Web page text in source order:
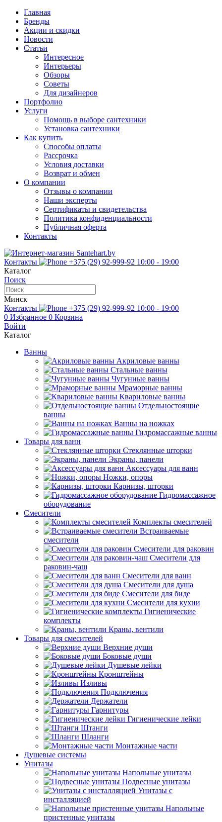
Главная
Бренды
Акции и скидки
Новости
Статьи
Интересное
Интерьеры
Обзоры
Советы
Для дизайнеров
Портфолио
Услуги
Помощь в выборе сантехники
Установка сантехники
Как купить
Способы оплаты
Рассрочка
Условия доставки
Возврат и обмен
О компании
Отзывы о компании
Наши эксперты
Сертификаты и свидетельства
Политика конфиденциальности
Публичная оферта
Контакты
Контакты +375 (29) 92-999-92 10:00 - 19:00
Каталог
Поиск
Минск
Контакты
+375 (29) 92-999-92 10:00 - 19:00
0 Избранное 0 Корзина
Войти
Каталог
Ванны
Акриловые ванны
Стальные ванны
Чугунные ванны
Мраморные ванны
Квариловые ванны
Отдельностоящие
ванны
Ванны на ножках
Гидромассажные ванны
Товары для ванн
Стеклянные шторки
Экраны, панели
Аксессуары для ванн
Ножки, опоры
Карнизы, шторки
Гидромассажное
оборудование
Смесители
Комплекты смесителей
Встраиваемые
смесители
Смесители для раковин
Смесители для
раковин-чаш
Смесители для ванн
Смесители для душа
Смесители для биде
Смесители для кухни
Гигиенические
комплекты
Краны, вентили
Товары для смесителей
Верхние души
Боковые души
Душевые лейки
Кронштейны
Изливы
Подключения
Держатели
Гарнитуры
Гигиенические лейки
Штанги
Шланги
Монтажные части
Душевые системы
Унитазы
Напольные унитазы
Подвесные унитазы
Унитазы с
инсталляцией
Напольные
пристенные унитазы